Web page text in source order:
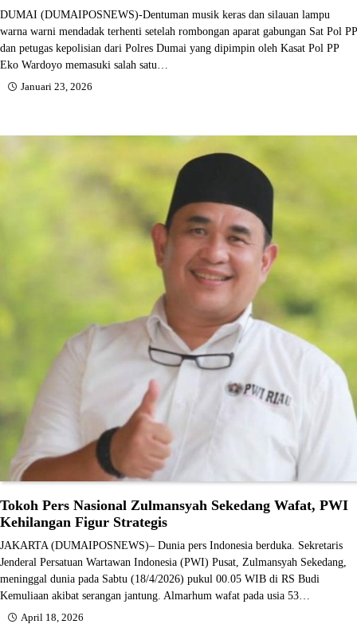
DUMAI (DUMAIPOSNEWS)-Dentuman musik keras dan silauan lampu
warna warni mendadak terhenti setelah rombongan aparat gabungan Sat Pol PP
dan petugas kepolisian dari Polres Dumai yang dipimpin oleh Kasat Pol PP
Eko Wardoyo memasuki salah satu…
Januari 23, 2026
Tokoh Pers Nasional Zulmansyah Sekedang Wafat, PWI
Kehilangan Figur Strategis
JAKARTA (DUMAIPOSNEWS)– Dunia pers Indonesia berduka. Sekretaris
Jenderal Persatuan Wartawan Indonesia (PWI) Pusat, Zulmansyah Sekedang,
meninggal dunia pada Sabtu (18/4/2026) pukul 00.05 WIB di RS Budi
Kemuliaan akibat serangan jantung. Almarhum wafat pada usia 53…
April 18, 2026